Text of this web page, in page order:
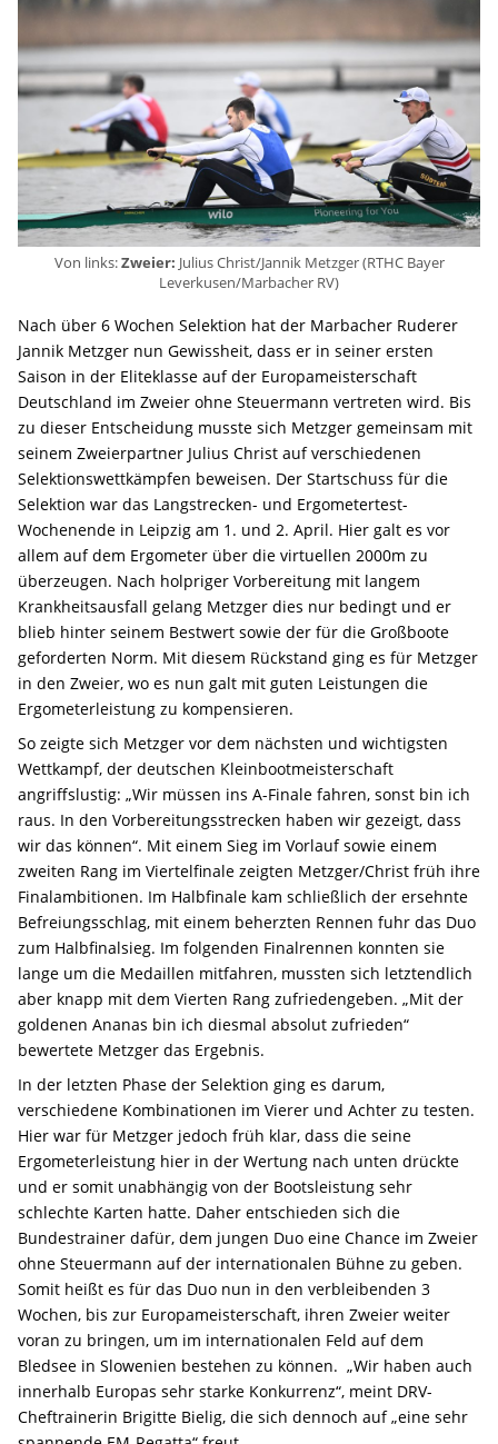
Von links:Zweier: Julius Christ/Jannik Metzger (RTHC Bayer
Leverkusen/Marbacher RV)
Nach über 6 Wochen Selektion hat der Marbacher Ruderer
Jannik Metzger nun Gewissheit, dass er in seiner ersten
Saison in der Eliteklasse auf der Europameisterschaft
Deutschland im Zweier ohne Steuermann vertreten wird. Bis
zu dieser Entscheidung musste sich Metzger gemeinsam mit
seinem Zweierpartner Julius Christ auf verschiedenen
Selektionswettkämpfen beweisen. Der Startschuss für die
Selektion war das Langstrecken- und Ergometertest-
Wochenende in Leipzig am 1. und 2. April. Hier galt es vor
allem auf dem Ergometer über die virtuellen 2000m zu
überzeugen. Nach holpriger Vorbereitung mit langem
Krankheitsausfall gelang Metzger dies nur bedingt und er
blieb hinter seinem Bestwert sowie der für die Großboote
geforderten Norm. Mit diesem Rückstand ging es für Metzger
in den Zweier, wo es nun galt mit guten Leistungen die
Ergometerleistung zu kompensieren.
So zeigte sich Metzger vor dem nächsten und wichtigsten
Wettkampf, der deutschen Kleinbootmeisterschaft
angriffslustig: „Wir müssen ins A-Finale fahren, sonst bin ich
raus. In den Vorbereitungsstrecken haben wir gezeigt, dass
wir das können“. Mit einem Sieg im Vorlauf sowie einem
zweiten Rang im Viertelfinale zeigten Metzger/Christ früh ihre
Finalambitionen. Im Halbfinale kam schließlich der ersehnte
Befreiungsschlag, mit einem beherzten Rennen fuhr das Duo
zum Halbfinalsieg. Im folgenden Finalrennen konnten sie
lange um die Medaillen mitfahren, mussten sich letztendlich
aber knapp mit dem Vierten Rang zufriedengeben. „Mit der
goldenen Ananas bin ich diesmal absolut zufrieden“
bewertete Metzger das Ergebnis.
In der letzten Phase der Selektion ging es darum,
verschiedene Kombinationen im Vierer und Achter zu testen.
Hier war für Metzger jedoch früh klar, dass die seine
Ergometerleistung hier in der Wertung nach unten drückte
und er somit unabhängig von der Bootsleistung sehr
schlechte Karten hatte. Daher entschieden sich die
Bundestrainer dafür, dem jungen Duo eine Chance im Zweier
ohne Steuermann auf der internationalen Bühne zu geben.
Somit heißt es für das Duo nun in den verbleibenden 3
Wochen, bis zur Europameisterschaft, ihren Zweier weiter
voran zu bringen, um im internationalen Feld auf dem
Bledsee in Slowenien bestehen zu können. „Wir haben auch
innerhalb Europas sehr starke Konkurrenz“, meint DRV-
Cheftrainerin Brigitte Bielig, die sich dennoch auf „eine sehr